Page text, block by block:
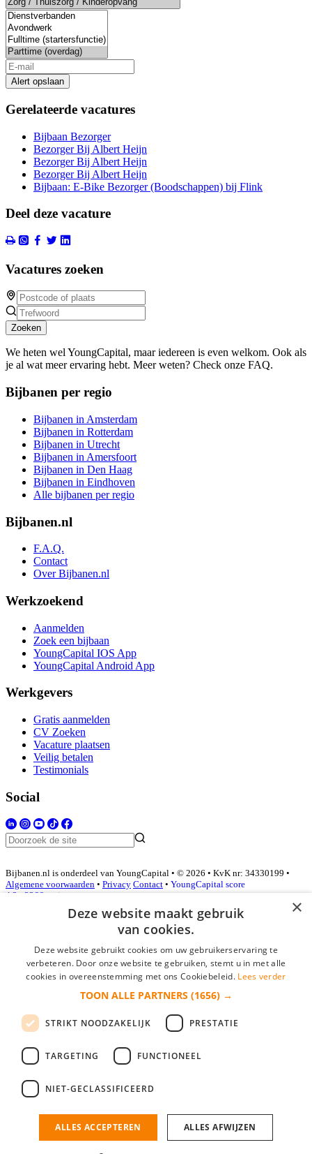
Alert opslaan
Gerelateerde vacatures
Bijbaan Bezorger
Bezorger Bij Albert Heijn
Bezorger Bij Albert Heijn
Bezorger Bij Albert Heijn
Bijbaan: E-Bike Bezorger (Boodschappen) bij Flink
Deel deze vacature
Vacatures zoeken
Zoeken
We heten wel YoungCapital, maar iedereen is even welkom. Ook als
je al wat meer ervaring hebt. Meer weten? Check onze FAQ.
Bijbanen per regio
Bijbanen in Amsterdam
Bijbanen in Rotterdam
Bijbanen in Utrecht
Bijbanen in Amersfoort
Bijbanen in Den Haag
Bijbanen in Eindhoven
Alle bijbanen per regio
Bijbanen.nl
F.A.Q.
Contact
Over Bijbanen.nl
Werkzoekend
Aanmelden
Zoek een bijbaan
YoungCapital IOS App
YoungCapital Android App
Werkgevers
Gratis aanmelden
CV Zoeken
Vacature plaatsen
Veilig betalen
Testimonials
Social
Bijbanen.nl is onderdeel van YoungCapital • © 2026 • KvK nr: 34330199 •
Algemene voorwaarden • Privacy Contact • YoungCapital score
4.3 - 3366 reviews
Inloggen als bedrijf
*
login gegevens onthouden
login
Bedrijf aanmelden
nieuwe collega/werknemer zo gevonden!
×
Deze website maakt gebruik
van cookies.
Deze website gebruikt cookies om uw gebruikerservaring te
verbeteren. Door onze website te gebruiken, stemt u in met alle
cookies in overeenstemming met ons Cookiebeleid. Lees verder
TOON ALLE PARTNERS (1656) →
STRIKT NOODZAKELIJK PRESTATIE
TARGETING FUNCTIONEEL
NIET-GECLASSIFICEERD
ALLES ACCEPTEREN ALLES AFWIJZEN